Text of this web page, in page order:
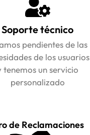
Soporte técnico
pendientes de las
de los usuarios
tenemos un servicio
personalizado
de Reclamaciones